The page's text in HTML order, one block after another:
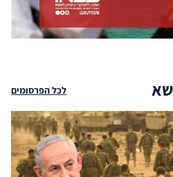
לכל הפרסומים